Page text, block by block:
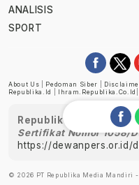
ANALISIS
SPORT
About Us Pedoman Siber
Republika.id
Ihram.republika.co.id
Republika telah
Sertifikat Nomor 1058/
https://dewanpers.or.id/
© 2026 PT Republika Media Mandiri -